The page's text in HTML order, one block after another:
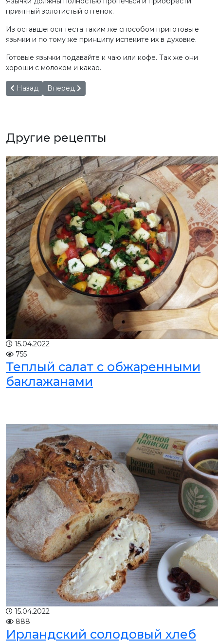
приятный золотистый оттенок.
Из оставшегося теста таким же способом приготовьте
язычки и по тому же принципу испеките их в духовке.
Готовые язычки подавайте к чаю или кофе. Так же они
хороши с молоком и какао.
Предыдущий: Заливной пирог с мясом на кефире
Назад Следующий: Очень нежная творожная лепешка
Вперед
Другие рецепты
15.04.2022
755
Теплый салат с обжаренными
баклажанами
15.04.2022
888
Ирландский солодовый хлеб